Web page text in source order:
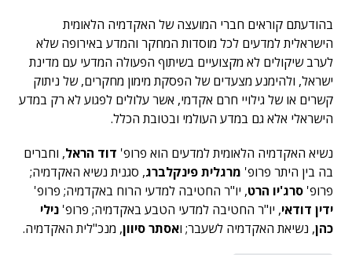
בהודעתם קוראים חברי המועצה של האקדמיה הלאומית
הישראלית למדעים לכל מוסדות המחקר והמדע באירופה שלא
לערב שיקולים לא מקצועיים בשיתוף הפעולה המדעי עם מדינת
ישראל, ולהימנע מצעדים של הפסקת מימון מחקרים, של ניתוק
קשרים או של גילויי חרם אקדמי, אשר עלולים לפגוע לא רק במדע
הישראלי אלא גם במדע העולמי ובטובת הכלל.
נשיא האקדמיה הלאומית למדעים הוא פרופ' דוד הראל, וחברים
בה בין היתר פרופ' מרגלית פינקלברג, סגנית נשיא האקדמיה;
פרופ' סרג'יו הרט, יו"ר החטיבה למדעי הרוח באקדמיה; פרופ'
ידין דודאי, יו"ר החטיבה למדעי הטבע באקדמיה; פרופ' נילי
כהן, נשיאת האקדמיה לשעבר; ואסתר סיוון, מנכ"לית האקדמיה.